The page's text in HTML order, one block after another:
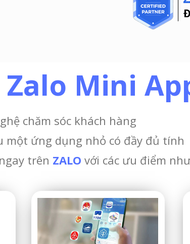
Mini
chăm sóc khách hàng
một ứng dụng nhỏ có đầy đủ tính
ngay trên ZALO với các ưu điểm